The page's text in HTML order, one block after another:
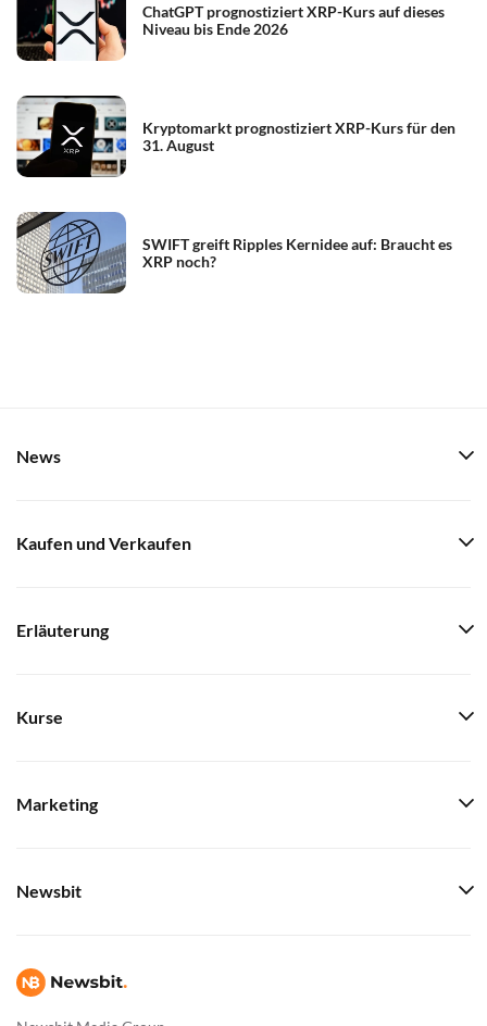
ChatGPT prognostiziert XRP-Kurs auf dieses
Niveau bis Ende 2026
Kryptomarkt prognostiziert XRP-Kurs für den
31. August
SWIFT greift Ripples Kernidee auf: Braucht es
XRP noch?
News
Kaufen und Verkaufen
Erläuterung
Kurse
Marketing
Newsbit